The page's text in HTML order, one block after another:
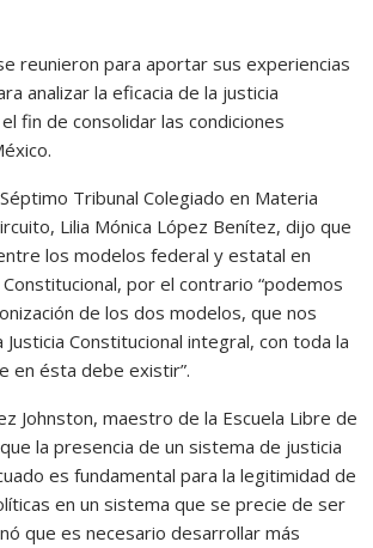
reunieron para aportar sus experiencias
analizar la eficacia de la justicia
fin de consolidar las condiciones
Tribunal Colegiado en Materia
Lilia Mónica López Benítez, dijo que
los modelos federal y estatal en
por el contrario “podemos
de los dos modelos, que nos
Constitucional integral, con toda la
en ésta debe existir”.
Johnston, maestro de la Escuela Libre de
la presencia de un sistema de justicia
es fundamental para la legitimidad de
en un sistema que se precie de ser
que es necesario desarrollar más